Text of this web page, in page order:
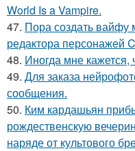
World Is a Vampire.
47. Пора создать
редактора персонажей
48. Иногда мне кажется,
49. Для заказа
сообщения.
50. Ким кардашьян
рождественскую
наряде от культового